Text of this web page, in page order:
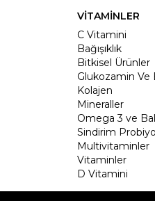
VİTAMİNLER
C Vitamini
Bağışıklık
Bitkisel Ürünler
Glukozamin Ve
Kolajen
Mineraller
Omega 3 ve
Sindirim
Multivitaminler
Vitaminler
D Vitamini